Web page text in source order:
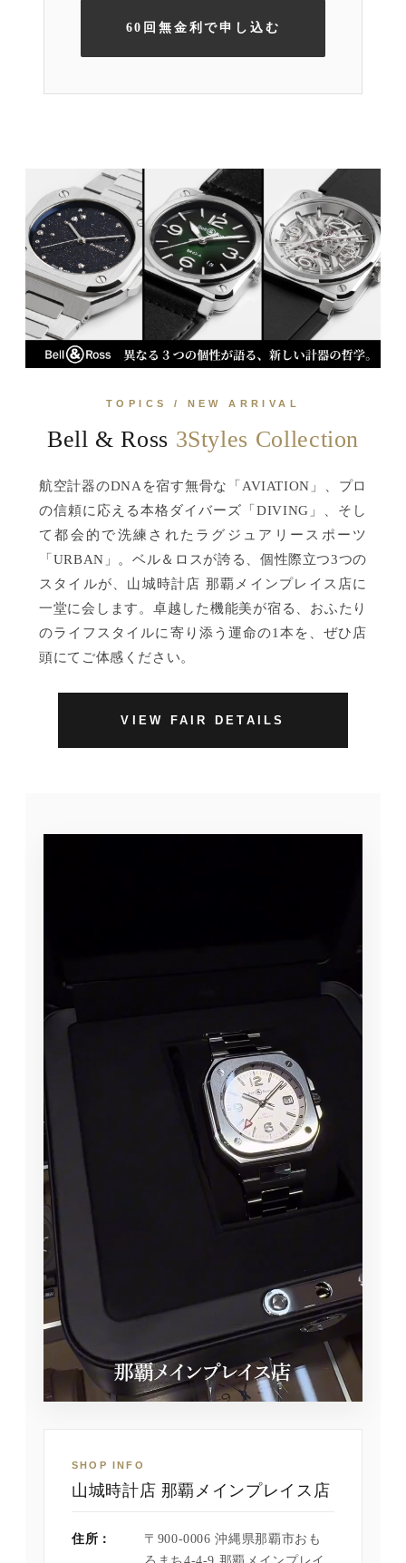
60回無金利で申し込む
TOPICS / NEW ARRIVAL
Bell & Ross 3Styles Collection
航空計器のDNAを宿す無骨な「AVIATION」、プロ
の信頼に応える本格ダイバーズ「DIVING」、そし
て都会的で洗練されたラグジュアリースポーツ
「URBAN」。ベル＆ロスが誇る、個性際立つ3つの
スタイルが、山城時計店 那覇メインプレイス店に
一堂に会します。卓越した機能美が宿る、おふたり
のライフスタイルに寄り添う運命の1本を、ぜひ店
頭にてご体感ください。
VIEW FAIR DETAILS
SHOP INFO
山城時計店 那覇メインプレイス店
住所：
〒900-0006 沖縄県那覇市おも